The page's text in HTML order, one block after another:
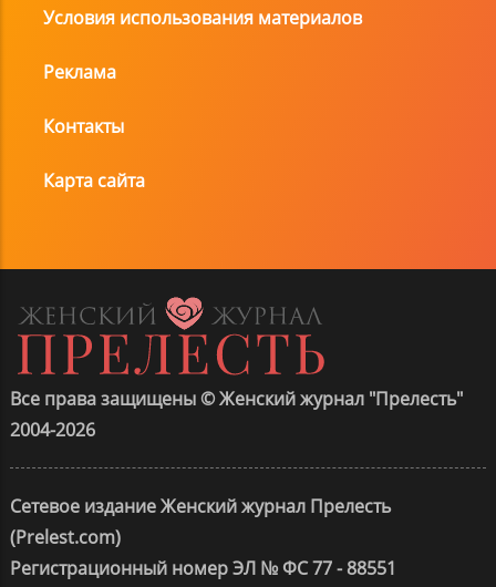
Условия использования материалов
Реклама
Контакты
Карта сайта
Все права защищены © Женский журнал "Прелесть"
2004-2026
Сетевое издание Женский журнал Прелесть
(Prelest.com)
Регистрационный номер ЭЛ № ФС 77 - 88551